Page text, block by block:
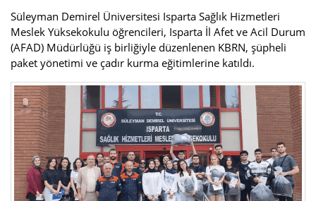
Süleyman Demirel Üniversitesi Isparta Sağlık Hizmetleri
Meslek Yüksekokulu öğrencileri, Isparta İl Afet ve Acil Durum
(AFAD) Müdürlüğü iş birliğiyle düzenlenen KBRN, şüpheli
paket yönetimi ve çadır kurma eğitimlerine katıldı.